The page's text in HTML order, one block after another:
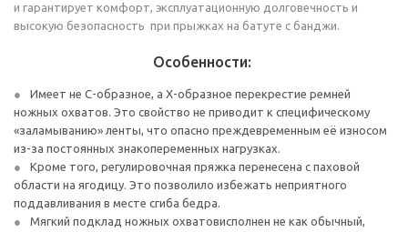
и гарантирует комфорт, эксплуатационную долговечность и
высокую безопасность при прыжках на батуте с банджи.
Особенности:
Имеет не С-образное, а Х-образное перекрестие ремней
ножных охватов. Это свойство не приводит к специфическому
«заламыванию» ленты, что опасно преждевременным её износом
из-за постоянных знакопеременных нагрузках.
Кроме того, регулировочная пряжка перенесена с паховой
области на ягодицу. Это позволило избежать неприятного
поддавливания в месте сгиба бедра.
Мягкий подклад ножных охватовисполнен не как обычный,